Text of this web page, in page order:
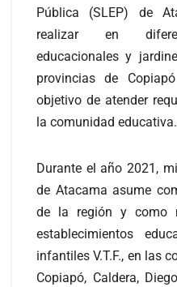
Pública (SLEP) de
realizar en
educacionales y
provincias de
objetivo de atender
la comunidad educativa.
Durante el año 2021,
de Atacama asume
de la región y como
establecimientos
infantiles V.T.F., en las
Copiapó, Caldera,